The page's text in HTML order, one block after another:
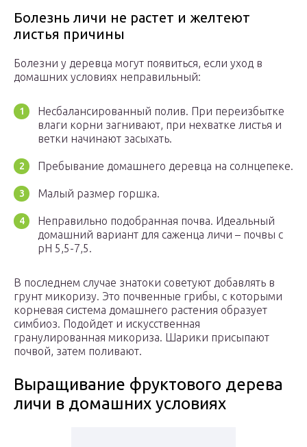
Болезнь личи не растет и желтеют
листья причины
Болезни у деревца могут появиться, если уход в
домашних условиях неправильный:
Несбалансированный полив. При переизбытке
влаги корни загнивают, при нехватке листья и
ветки начинают засыхать.
Пребывание домашнего деревца на солнцепеке.
Малый размер горшка.
Неправильно подобранная почва. Идеальный
домашний вариант для саженца личи – почвы с
рН 5,5-7,5.
В последнем случае знатоки советуют добавлять в
грунт микоризу. Это почвенные грибы, с которыми
корневая система домашнего растения образует
симбиоз. Подойдет и искусственная
гранулированная микориза. Шарики присыпают
почвой, затем поливают.
Выращивание фруктового дерева
личи в домашних условиях